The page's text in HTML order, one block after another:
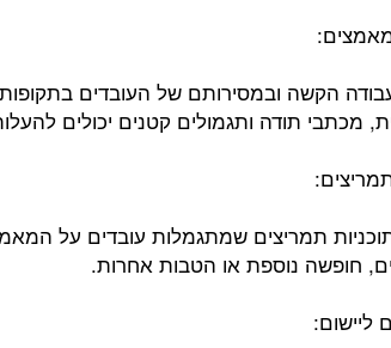
הקשה ובמסירותם של העובדים
מכתבי תודה ותגמולים קטנים יכולים
תמריצים שמתגמלות עובדים על
חופשה נוספת או הטבות אחרות.